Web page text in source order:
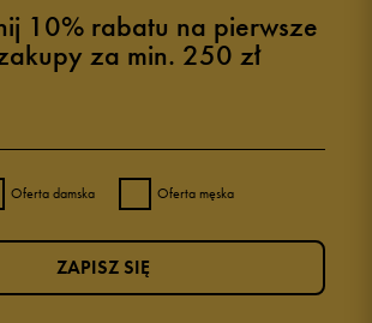
10% rabatu na pierwsze
za min. 250 zł
Oferta damska Oferta męska
ZAPISZ SIĘ